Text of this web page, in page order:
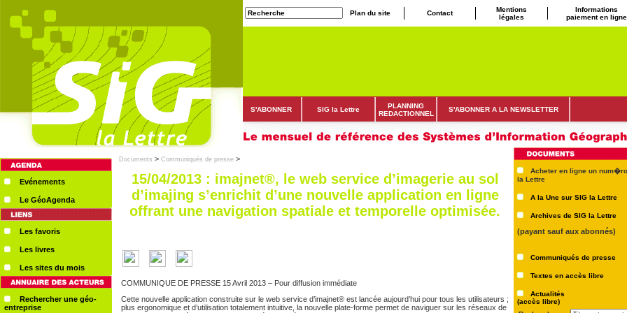
Plan du site Contact
Mentions
légales
Informations
paiement en ligne
S'ABONNER SIG la Lettre
PLANNING
REDACTIONNEL
S'ABONNER A LA NEWSLETTER
Evénements
Le GéoAgenda
Les favoris
Les livres
Les sites du mois
Rechercher une géo-
entreprise
Documents > Communiqués de presse >
15/04/2013 : imajnet®, le web service d’imagerie au sol
d’imajing s’enrichit d’une nouvelle application en ligne
offrant une navigation spatiale et temporelle optimisée.
COMMUNIQUE DE PRESSE 15 Avril 2013 – Pour diffusion immédiate
Cette nouvelle application construite sur le web service d’imajnet® est lancée aujourd’hui pour tous les utilisateurs ;
plus ergonomique et d’utilisation totalement intuitive, la nouvelle plate-forme permet de naviguer sur les réseaux de
Acheter en ligne un
la Lettre
A la Une sur SIG la Lettre
Archives de SIG la Lettre
(payant sauf aux abonnés)
Communiqués de presse
Textes en accès libre
Actualités
(accès libre)